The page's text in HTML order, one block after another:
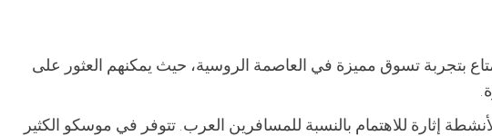
بتجربة تسوق مميزة في العاصمة الروسية، حيث يمكنهم العثور على
إثارة للاهتمام بالنسبة للمسافرين العرب. تتوفر في موسكو الكثير